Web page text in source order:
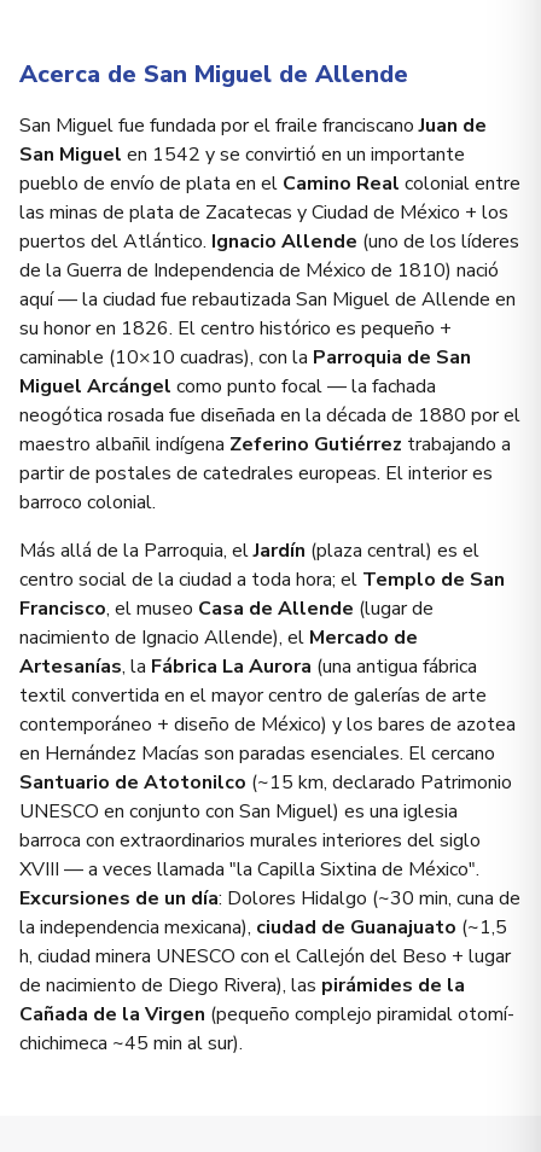
Acerca de San Miguel de Allende
San Miguel fue fundada por el fraile franciscanoJuan de
San Miguel en 1542 y se convirtió en un importante
pueblo de envío de plata en el Camino Real colonial entre
las minas de plata de Zacatecas y Ciudad de México + los
puertos del Atlántico. Ignacio Allende (uno de los líderes
de la Guerra de Independencia de México de 1810) nació
aquí — la ciudad fue rebautizada San Miguel de Allende en
su honor en 1826. El centro histórico es pequeño +
caminable (10×10 cuadras), con la Parroquia de San
Miguel Arcángel como punto focal — la fachada
neogótica rosada fue diseñada en la década de 1880 por el
maestro albañil indígena Zeferino Gutiérrez trabajando a
partir de postales de catedrales europeas. El interior es
barroco colonial.
Más allá de la Parroquia, elJardín (plaza central) es el
centro social de la ciudad a toda hora; el Templo de San
Francisco, el museo Casa de Allende (lugar de
nacimiento de Ignacio Allende), el Mercado de
Artesanías, la Fábrica La Aurora (una antigua fábrica
textil convertida en el mayor centro de galerías de arte
contemporáneo + diseño de México) y los bares de azotea
en Hernández Macías son paradas esenciales. El cercano
Santuario de Atotonilco (~15 km, declarado Patrimonio
UNESCO en conjunto con San Miguel) es una iglesia
barroca con extraordinarios murales interiores del siglo
XVIII — a veces llamada "la Capilla Sixtina de México".
Excursiones de un día: Dolores Hidalgo (~30 min, cuna de
la independencia mexicana), ciudad de Guanajuato (~1,5
h, ciudad minera UNESCO con el Callejón del Beso + lugar
de nacimiento de Diego Rivera), las pirámides de la
Cañada de la Virgen (pequeño complejo piramidal otomí-
chichimeca ~45 min al sur).